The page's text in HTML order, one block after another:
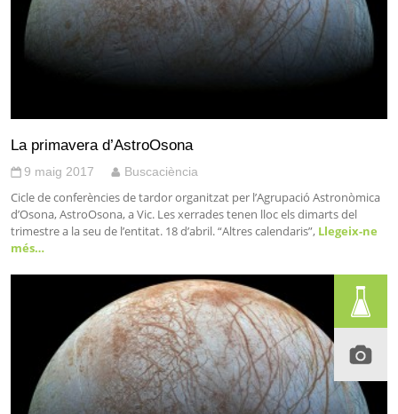
La primavera d’AstroOsona
9 maig 2017 Buscaciència
Cicle de conferències de tardor organitzat per l’Agrupació Astronòmica
d’Osona, AstroOsona, a Vic. Les xerrades tenen lloc els dimarts del
trimestre a la seu de l’entitat. 18 d’abril. “Altres calendaris”, Llegeix-ne
més…